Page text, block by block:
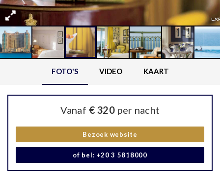
FOTO'S VIDEO KAART
Vanaf € 320 per nacht
Bezoek website
of bel: +20 3 5818000